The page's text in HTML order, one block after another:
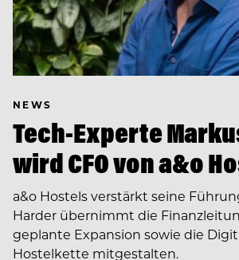
NEWS
Tech-Experte
wird CFO von a&o
a&o Hostels verstärkt seine
Harder übernimmt die
geplante Expansion sowie die
Hostelkette mitgestalten.